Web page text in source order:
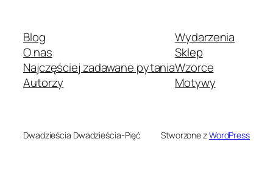
Blog
O nas
Najczęściej zadawane pytania
Autorzy
Wydarzenia
Sklep
Wzorce
Motywy
Dwadzieścia Dwadzieścia-Pięć Stworzone zWordPress